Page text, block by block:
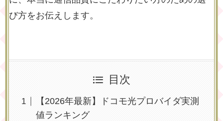
び方をお伝えします。
目次
【2026年最新】ドコモ光プロバイダ実測
値ランキング